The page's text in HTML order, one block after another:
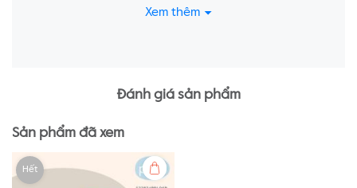
Xem thêm
Đánh giá sản phẩm
Sản phẩm đã xem
Hết